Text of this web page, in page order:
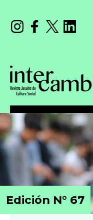
Edición N° 67